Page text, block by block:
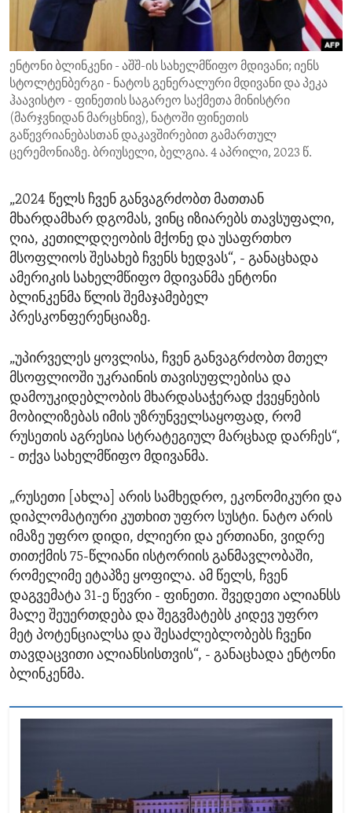
ENVIRONMENT AND HEALTH
IDEALS AND INSTITUTIONS
ენტონი ბლინკენი - აშშ-ის სახელმწიფო მდივანი; იენს
სტოლტენბერგი - ნატოს გენერალური მდივანი და პეკა
ჰაავისტო - ფინეთის საგარეო საქმეთა მინისტრი
(მარჯვნიდან მარცხნივ), ნატოში ფინეთის
გაწევრიანებასთან დაკავშირებით გამართულ
ცერემონიაზე. ბრიუსელი, ბელგია. 4 აპრილი, 2023 წ.
„2024 წელს ჩვენ განვაგრძობთ მათთან
მხარდამხარ დგომას, ვინც იზიარებს თავსუფალი,
ღია, კეთილდღეობის მქონე და უსაფრთხო
მსოფლიოს შესახებ ჩვენს ხედვას“, - განაცხადა
ამერიკის სახელმწიფო მდივანმა ენტონი
ბლინკენმა წლის შემაჯამებელ
პრესკონფერენციაზე.
„უპირველეს ყოვლისა, ჩვენ განვაგრძობთ მთელ
მსოფლიოში უკრაინის თავისუფლებისა და
დამოუკიდებლობის მხარდასაჭერად ქვეყნების
მობილიზებას იმის უზრუნველსაყოფად, რომ
რუსეთის აგრესია სტრატეგიულ მარცხად დარჩეს“,
- თქვა სახელმწიფო მდივანმა.
„რუსეთი [ახლა] არის სამხედრო, ეკონომიკური და
დიპლომატიური კუთხით უფრო სუსტი. ნატო არის
იმაზე უფრო დიდი, ძლიერი და ერთიანი, ვიდრე
თითქმის 75-წლიანი ისტორიის განმავლობაში,
რომელიმე ეტაპზე ყოფილა. ამ წელს, ჩვენ
დაგვემატა 31-ე წევრი - ფინეთი. შვედეთი ალიანსს
მალე შეუერთდება და შეგვმატებს კიდევ უფრო
მეტ პოტენციალსა და შესაძლებლობებს ჩვენი
თავდაცვითი ალიანსისთვის“, - განაცხადა ენტონი
ბლინკენმა.